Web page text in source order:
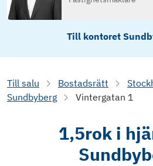
Till kontoret
Till salu Bostadsrätt
Sundbyberg
Vintergatan 1
1,5rok i